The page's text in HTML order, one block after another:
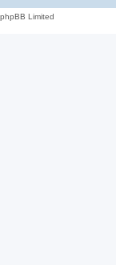
Limited